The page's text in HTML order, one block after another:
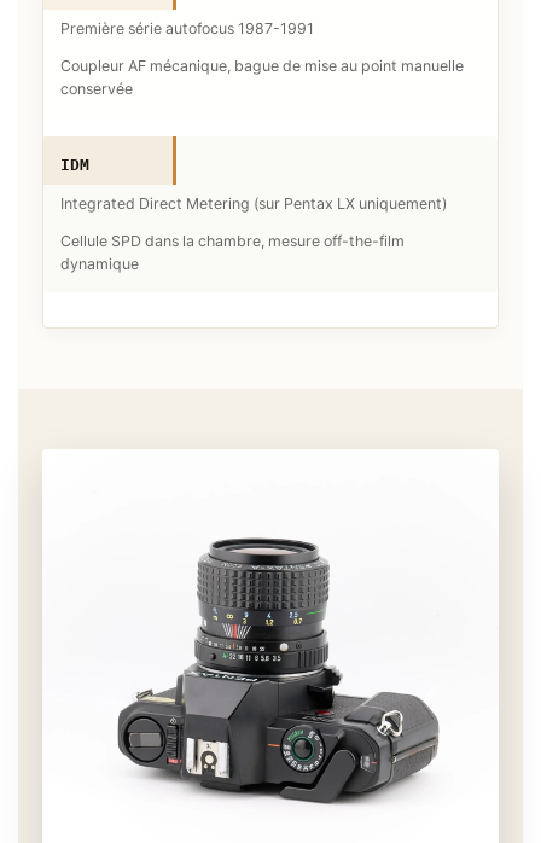
Première série autofocus 1987-1991
Coupleur AF mécanique, bague de mise au point manuelle
conservée
IDM
Integrated Direct Metering (sur Pentax LX uniquement)
Cellule SPD dans la chambre, mesure off-the-film
dynamique